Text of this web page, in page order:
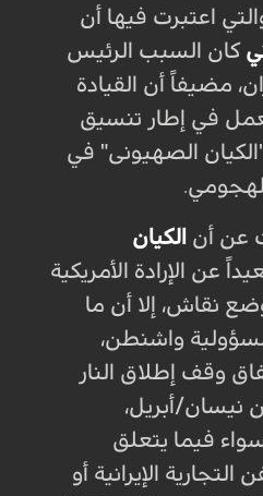
والتي اعتبرت فيها أن
كان السبب الرئيس
مضيفاً أن القيادة
تعمل في إطار تنسيق
الصهیونی" في
عن أن الكيان
عن الإرادة الأمريكية
نقاش، إلا أن ما
واشنطن،
وقف إطلاق النار
نيسان/أبريل،
فيما يتعلق
الإيرانية أو